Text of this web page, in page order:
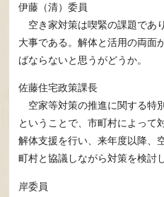
伊藤（清）委員
空き家対策は喫緊の課題であ
大事である。解体と活用の両面
ばならないと思うがどうか。
佐藤住宅政策課長
空家等対策の推進に関する特
ということで、市町村によって
解体支援を行い、来年度以降、
町村と協議しながら対策を検討
岸委員